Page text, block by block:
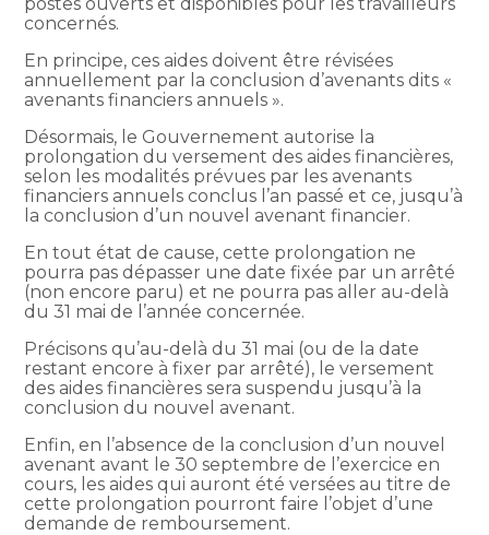
concernés.
En principe, ces aides doivent être révisées
annuellement par la conclusion d’avenants dits «
avenants financiers annuels ».
Désormais, le Gouvernement autorise la
prolongation du versement des aides financières,
selon les modalités prévues par les avenants
financiers annuels conclus l’an passé et ce, jusqu’à
la conclusion d’un nouvel avenant financier.
En tout état de cause, cette prolongation ne
pourra pas dépasser une date fixée par un arrêté
(non encore paru) et ne pourra pas aller au-delà
du 31 mai de l’année concernée.
Précisons qu’au-delà du 31 mai (ou de la date
restant encore à fixer par arrêté), le versement
des aides financières sera suspendu jusqu’à la
conclusion du nouvel avenant.
Enfin, en l’absence de la conclusion d’un nouvel
avenant avant le 30 septembre de l’exercice en
cours, les aides qui auront été versées au titre de
cette prolongation pourront faire l’objet d’une
demande de remboursement.